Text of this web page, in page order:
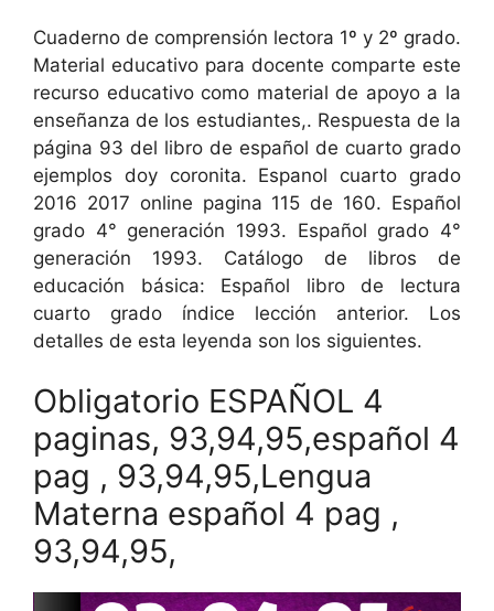
Cuaderno de comprensión lectora 1º y 2º grado.
Material educativo para docente comparte este
recurso educativo como material de apoyo a la
enseñanza de los estudiantes,. Respuesta de la
página 93 del libro de español de cuarto grado
ejemplos doy coronita. Espanol cuarto grado
2016 2017 online pagina 115 de 160. Español
grado 4° generación 1993. Español grado 4°
generación 1993. Catálogo de libros de
educación básica: Español libro de lectura
cuarto grado índice lección anterior. Los
detalles de esta leyenda son los siguientes.
Obligatorio ESPAÑOL 4
paginas, 93,94,95,español 4
pag , 93,94,95,Lengua
Materna español 4 pag ,
93,94,95,